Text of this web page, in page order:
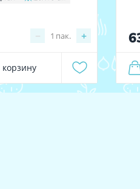
− +
1 пак.